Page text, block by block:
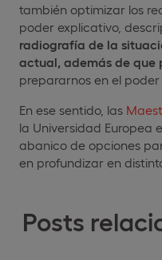
Posts
también optimizar los
poder explicativo,
radiografía de la
actual, además de que
prepararnos en el poder
En ese sentido, las
la Universidad Europea
abanico de opciones
en profundizar en